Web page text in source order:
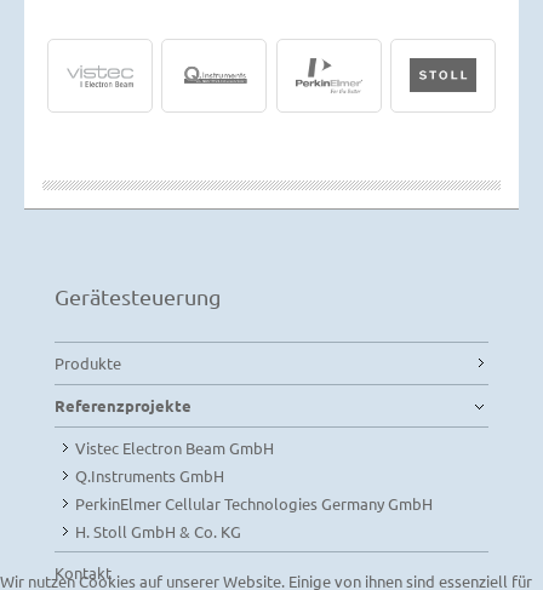
Gerätesteuerung
Produkte
Referenzprojekte
Vistec Electron Beam GmbH
Q.Instruments GmbH
PerkinElmer Cellular Technologies Germany GmbH
H. Stoll GmbH & Co. KG
Kontakt
Wir nutzen Cookies auf unserer Website. Einige von ihnen sind essenziell für